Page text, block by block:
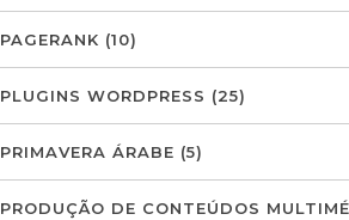
PAGERANK (10)
PLUGINS WORDPRESS (25)
PRIMAVERA ÁRABE (5)
PRODUÇÃO DE CONTEÚDOS